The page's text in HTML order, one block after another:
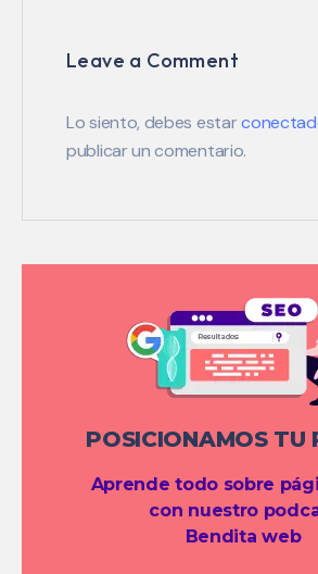
Leave a Comment
Lo siento, debes estar
publicar un comentario.
POSICIONAMOS TU
Aprende todo sobre
con nuestro
Bendita web